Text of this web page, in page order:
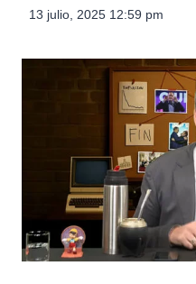
13 julio, 2025 12:59 pm